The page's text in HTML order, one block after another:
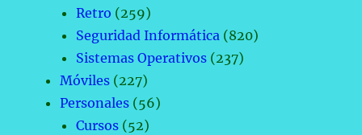
Retro (259)
Seguridad Informática (820)
Sistemas Operativos (237)
Móviles (227)
Personales (56)
Cursos (52)